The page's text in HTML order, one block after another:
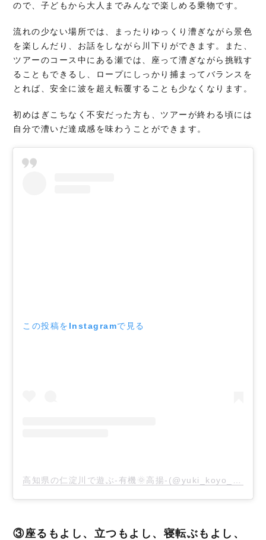
ので、子どもから大人までみんなで楽しめる乗物です。
流れの少ない場所では、まったりゆっくり漕ぎながら景色
を楽しんだり、お話をしながら川下りができます。また、
ツアーのコース中にある瀬では、座って漕ぎながら挑戦す
ることもできるし、ロープにしっかり捕まってバランスを
とれば、安全に波を超え転覆することも少なくなります。
初めはぎこちなく不安だった方も、ツアーが終わる頃には
自分で漕いだ達成感を味わうことができます。
この投稿をInstagramで見る
③座るもよし、立つもよし、寝転ぶもよし、